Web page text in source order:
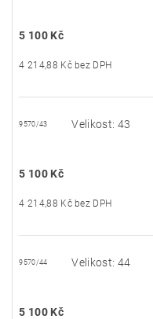
5 100 Kč
4 214,88 Kč bez DPH
9570/43 Velikost: 43
5 100 Kč
4 214,88 Kč bez DPH
9570/44 Velikost: 44
5 100 Kč